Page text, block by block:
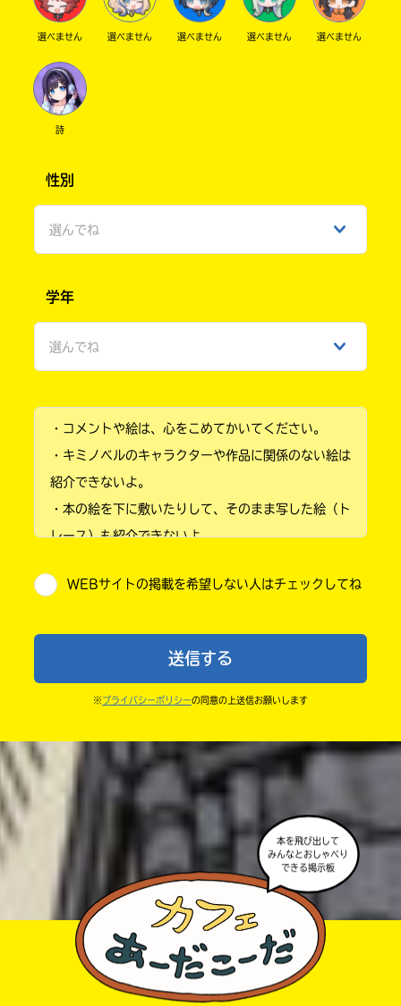
選べません 選べません 選べません 選べません 選べません
詩
性別
選んでね
ひみつ
学年
選んでね
小学2年
小学4年
小学6年
中学1年
・コメントや絵は、心をこめてかいてください。
・キミノベルのキャラクターや作品に関係のない絵は
紹介できないよ。
・本の絵を下に敷いたりして、そのまま写した絵（ト
レース）も紹介できないよ。
・送ってからすぐには紹介されないので、待ってて
ならないよう気をつけてね。
・キャンペーン開催中は、投稿した後の画面にバナー
・ポプラ社の宣伝物で紹介させてもらうことがある
・かき終えたら、人を傷つけていたり、個人情報をか
きこんでいたり、字がまちがっていたりしないか、読
WEBサイトの掲載を希望しない人はチェックしてね
送信する
※ プライバシーポリシーの同意の上送信お願いします
本を飛び出して
みんなとおしゃべり
できる掲示板